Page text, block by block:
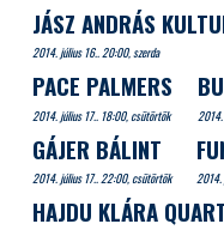
JÁSZ ANDRÁS
2014. július 16.. 20:00, szerda
PACE PALMERS
2014. július 17.. 18:00, csütörtök
GÁJER BÁLINT
2014. július 17.. 22:00, csütörtök 2014.
HAJDU KLÁRA